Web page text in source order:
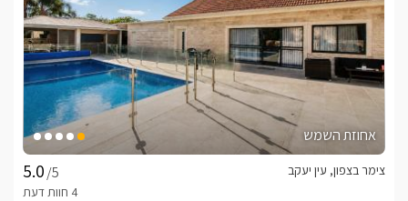
אחוזת השמש
/5
צימר בצפון, עין יעקב